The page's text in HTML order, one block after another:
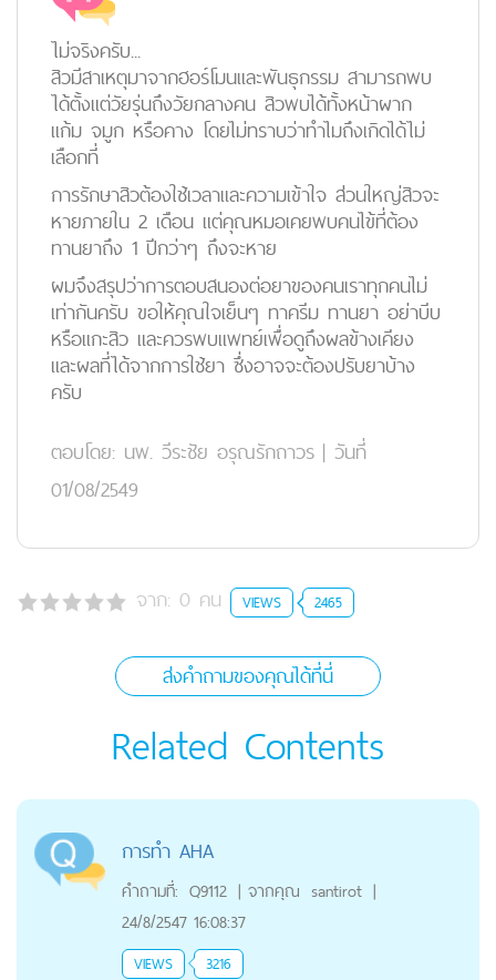
ไม่จริงครับ...
สิวมีสาเหตุมาจากฮอร์โมนและพันธุกรรม สามารถพบ
ได้ตั้งแต่วัยรุ่นถึงวัยกลางคน สิวพบได้ทั้งหน้าผาก
แก้ม จมูก หรือคาง โดยไม่ทราบว่าทำไมถึงเกิดได้ไม่
เลือกที่
การรักษาสิวต้องใช้เวลาและความเข้าใจ ส่วนใหญ่สิวจะ
หายภายใน 2 เดือน แต่คุณหมอเคยพบคนไข้ที่ต้อง
ทานยาถึง 1 ปีกว่าๆ ถึงจะหาย
ผมจึงสรุปว่าการตอบสนองต่อยาของคนเราทุกคนไม่
เท่ากันครับ ขอให้คุณใจเย็นๆ ทาครีม ทานยา อย่าบีบ
หรือแกะสิว และควรพบแพทย์เพื่อดูถึงผลข้างเคียง
และผลที่ได้จากการใช้ยา ซึ่งอาจจะต้องปรับยาบ้าง
ครับ
ตอบโดย: นพ. วีระชัย อรุณรักถาวร | วันที่
01/08/2549
จาก: 0 คน VIEWS 2465
ส่งคำถามของคุณได้ที่นี่
Related Contents
การทำ AHA
คำถามที่: Q9112 | จากคุณ santirot |
24/8/2547 16:08:37
VIEWS 3216